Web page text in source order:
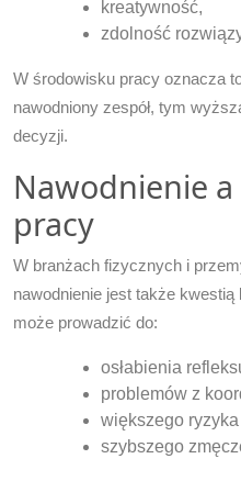
kreatywność,
zdolność
W środowisku pracy oznacza
nawodniony zespół, tym
decyzji.
Nawodnienie
pracy
W branżach fizycznych i
nawodnienie jest także
może prowadzić do:
osłabienia
problemów z
większego
szybszego